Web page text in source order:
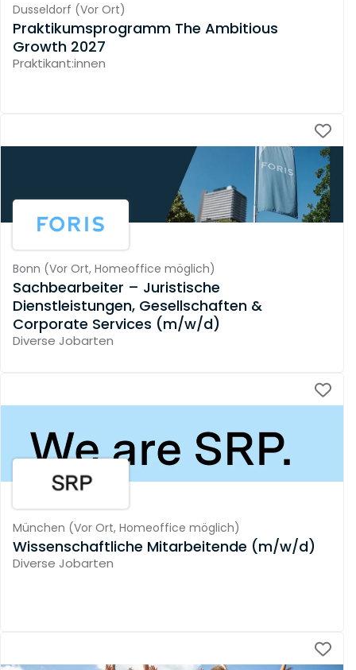
Dusseldorf (Vor Ort)
Praktikumsprogramm The Ambitious
Growth 2027
Praktikant:innen
Bonn (Vor Ort, Homeoffice möglich)
Sachbearbeiter – Juristische
Dienstleistungen, Gesellschaften &
Corporate Services (m/w/d)
Diverse Jobarten
München (Vor Ort, Homeoffice möglich)
Wissenschaftliche Mitarbeitende (m/w/d)
Diverse Jobarten